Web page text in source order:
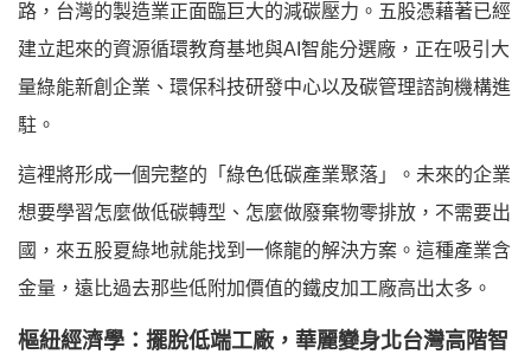
路，台灣的製造業正面臨巨大的減碳壓力。五股憑藉著已經
建立起來的資源循環教育基地與AI智能分選廠，正在吸引大
量綠能新創企業、環保科技研發中心以及碳管理諮詢機構進
駐。
這裡將形成一個完整的「綠色低碳產業聚落」。未來的企業
想要學習怎麼做低碳轉型、怎麼做廢棄物零排放，不需要出
國，來五股夏綠地就能找到一條龍的解決方案。這種產業含
金量，遠比過去那些低附加價值的鐵皮加工廠高出太多。
樞紐經濟學：擺脫低端工廠，華麗變身北台灣高階智